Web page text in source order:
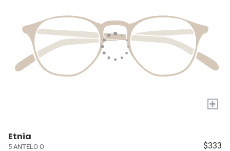
+
Etnia
5 ANTELO O $333